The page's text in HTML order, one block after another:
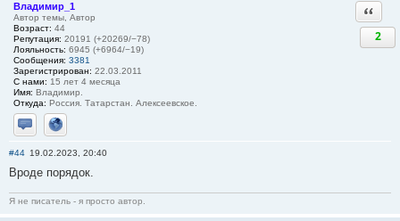
Владимир_1
Автор темы, Автор
Возраст: 44
Репутация: 20191 (+20269/−78)
Лояльность: 6945 (+6964/−19)
Сообщения: 3381
Зарегистрирован: 22.03.2011
С нами: 15 лет 4 месяца
Имя: Владимир.
Откуда: Россия. Татарстан. Алексеевское.
Отправить личное сообщение
Сайт
2
#44 19.02.2023, 20:40
Вроде порядок.
Я не писатель - я просто автор.